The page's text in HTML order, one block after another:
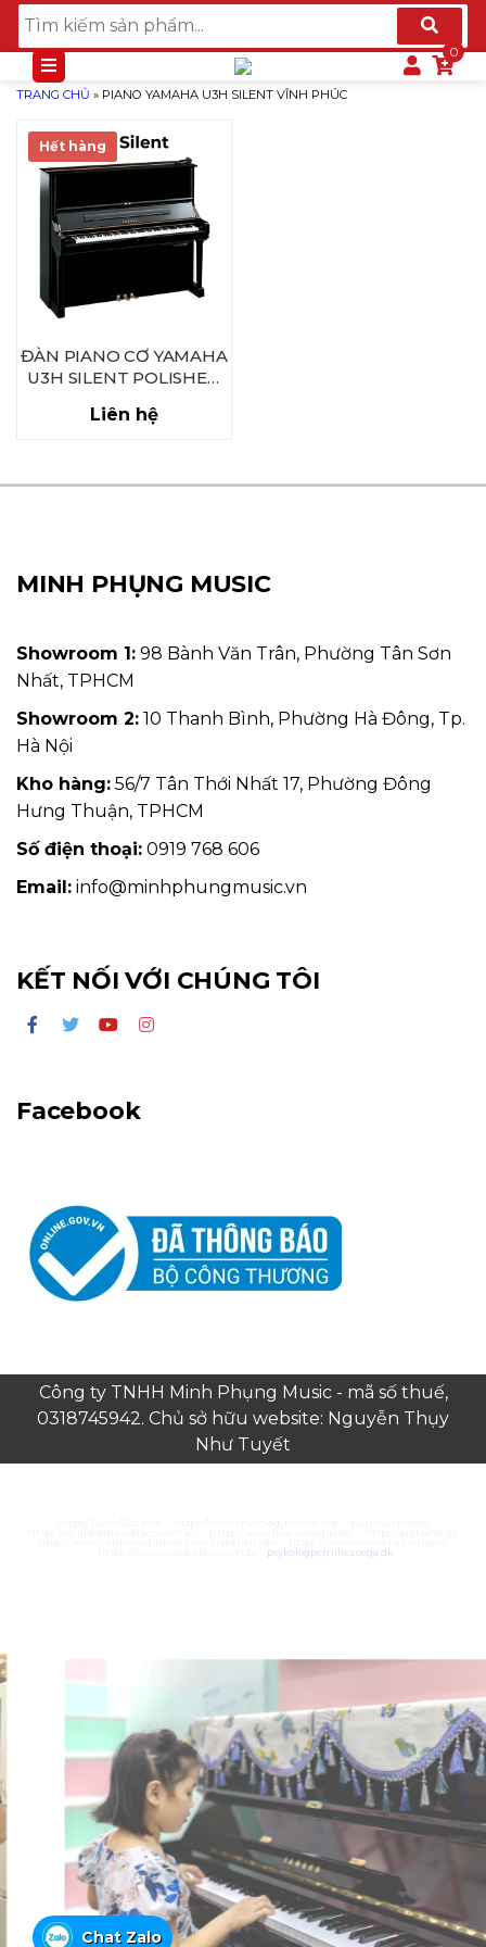
TRANG CHỦ » PIANO YAMAHA U3H SILENT VĨNH PHÚC
Hết hàng
ĐÀN PIANO CƠ YAMAHA
U3H SILENT POLISHED
Liên hệ
MINH PHỤNG MUSIC
Showroom 1: 98 Bành Văn Trân, Phường Tân Sơn
Nhất, TPHCM
Showroom 2: 10 Thanh Bình, Phường Hà Đông, Tp.
Hà Nội
Kho hàng: 56/7 Tân Thới Nhất 17, Phường Đông
Hưng Thuận, TPHCM
Số điện thoại: 0919 768 606
Email: info@minhphungmusic.vn
KẾT NỐI VỚI CHÚNG TÔI
Facebook
Công ty TNHH Minh Phụng Music - mã số thuế,
0318745942. Chủ sở hữu website: Nguyễn Thụy
Như Tuyết
Chat Zalo
psykologpernillezoega.dk